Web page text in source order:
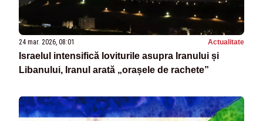
24 mar. 2026, 08:01 Actualitate
Israelul intensifică loviturile asupra Iranului și
Libanului, Iranul arată „orașele de rachete”